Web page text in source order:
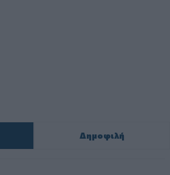
Δημοφιλή